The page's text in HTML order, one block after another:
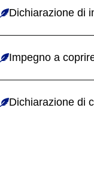
Dichiarazione di
Impegno a
Dichiarazione di